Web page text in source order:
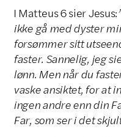
I Matteus 6 sier Jesus:
ikke gå med dyster
forsømmer sitt
faster. Sannelig, jeg
lønn. Men når du
vaske ansiktet, for at
ingen andre enn din
Far, som ser i det